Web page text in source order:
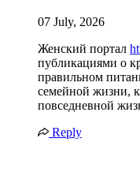
07 July, 2026
Женский портал
публикациями о
правильном
семейной жизни,
повседневной
Reply